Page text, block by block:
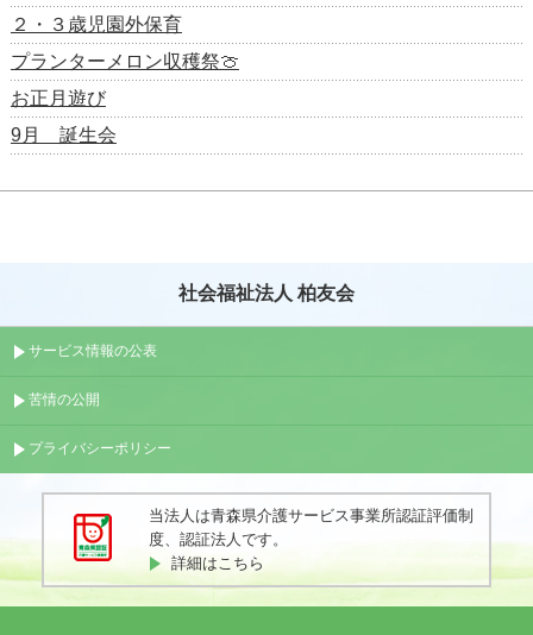
２・３歳児園外保育
プランターメロン収穫祭🍈
お正月遊び
9月 誕生会
社会福祉法人 柏友会
サービス情報の公表
苦情の公開
プライバシーポリシー
当法人は青森県介護サービス事業所認証評価制
度、認証法人です。
詳細はこちら